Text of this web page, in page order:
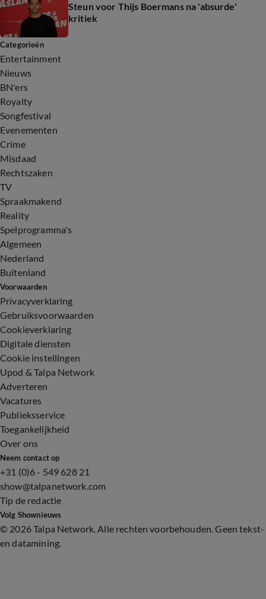
Steun voor Thijs Boermans na 'absurde'
kritiek
Categorieën
Entertainment
Nieuws
BN'ers
Royalty
Songfestival
Evenementen
Crime
Misdaad
Rechtszaken
TV
Spraakmakend
Reality
Spelprogramma's
Algemeen
Nederland
Buitenland
Voorwaarden
Privacyverklaring
Gebruiksvoorwaarden
Cookieverklaring
Digitale diensten
Cookie instellingen
Upod & Talpa Network
Adverteren
Vacatures
Publieksservice
Toegankelijkheid
Over ons
Neem contact op
+31 (0)6 - 549 628 21
show@talpanetwork.com
Tip de redactie
Volg Shownieuws
© 2026 Talpa Network. Alle rechten voorbehouden. Geen tekst-
en datamining.